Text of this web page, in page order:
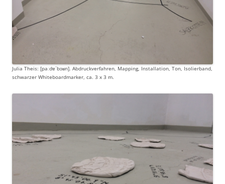
Julia Theis: [paːdɐˈbɔʁn]. Abdruckverfahren, Mapping, Installation, Ton, Isolierband,
schwarzer Whiteboardmarker, ca. 3 x 3 m.